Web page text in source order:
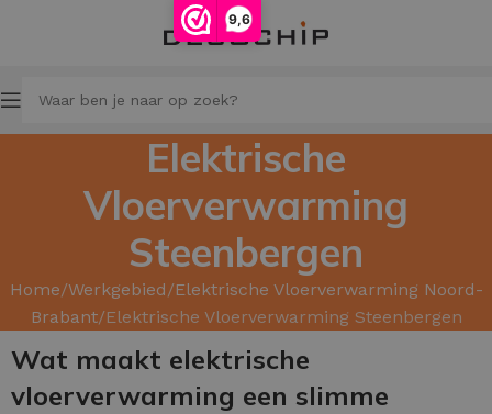
9,6
Elektrische
Vloerverwarming
Steenbergen
Home Werkgebied Elektrische Vloerverwarming Noord-
Brabant Elektrische Vloerverwarming Steenbergen
Wat maakt elektrische
vloerverwarming een slimme